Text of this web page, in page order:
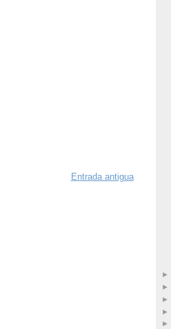
Entrada antigua
►
►
►
►
►